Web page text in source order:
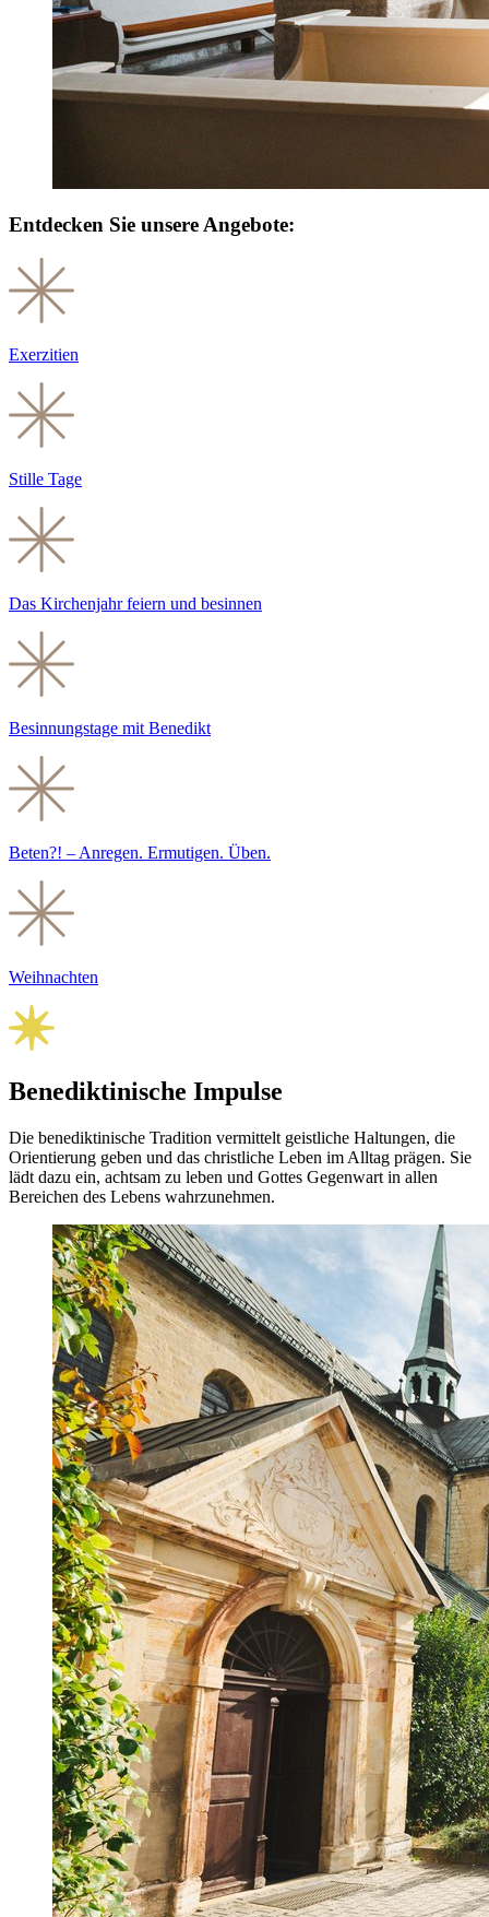
Entdecken Sie unsere Angebote:
Exerzitien
Stille Tage
Das Kirchenjahr feiern und besinnen
Besinnungstage mit Benedikt
Beten?! – Anregen. Ermutigen. Üben.
Weihnachten
Benediktinische Impulse
Die benediktinische Tradition vermittelt geistliche Haltungen, die
Orientierung geben und das christliche Leben im Alltag prägen. Sie
lädt dazu ein, achtsam zu leben und Gottes Gegenwart in allen
Bereichen des Lebens wahrzunehmen.